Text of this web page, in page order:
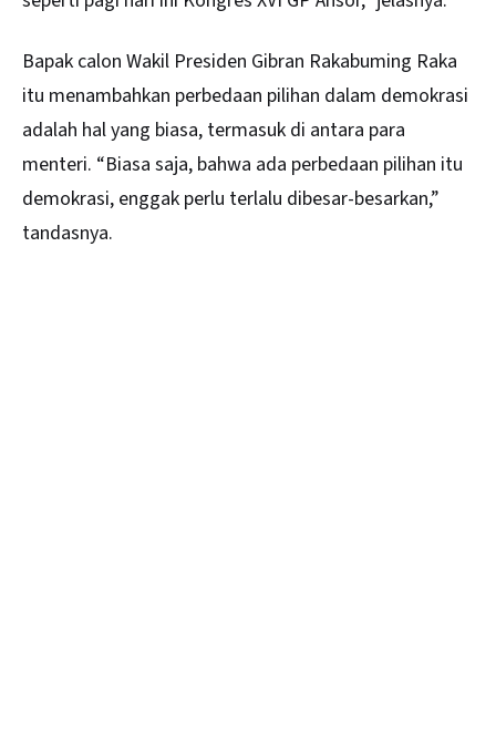
Bapak calon Wakil Presiden Gibran Rakabuming Raka
itu menambahkan perbedaan pilihan dalam demokrasi
adalah hal yang biasa, termasuk di antara para
menteri. “Biasa saja, bahwa ada perbedaan pilihan itu
demokrasi, enggak perlu terlalu dibesar-besarkan,”
tandasnya.